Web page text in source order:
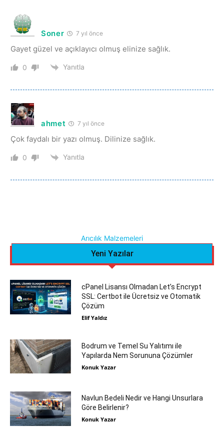
Soner 7 yıl önce
Gayet güzel ve açıklayıcı olmuş elinize sağlık.
0 Yanıtla
ahmet 7 yıl önce
Çok faydalı bir yazı olmuş. Dilinize sağlık.
0 Yanıtla
Arıcılık Malzemeleri
Yeni Yazılar
cPanel Lisansı Olmadan Let’s Encrypt
SSL: Certbot ile Ücretsiz ve Otomatik
Çözüm
Elif Yaldız
Bodrum ve Temel Su Yalıtımı ile
Yapılarda Nem Sorununa Çözümler
Konuk Yazar
Navlun Bedeli Nedir ve Hangi Unsurlara
Göre Belirlenir?
Konuk Yazar